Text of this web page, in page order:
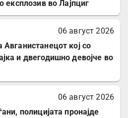
експлозив во Лајпциг
06 август 2026
кој со
и двегодишно девојче во
06 август 2026
полицијата пронајде